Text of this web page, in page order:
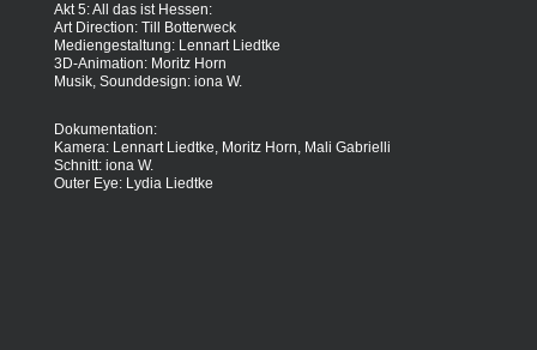
Akt 5: All das ist Hessen:
Art Direction: Till Botterweck
Mediengestaltung: Lennart Liedtke
3D-Animation: Moritz Horn
Musik, Sounddesign: iona W.
Dokumentation:
Kamera: Lennart Liedtke, Moritz Horn, Mali Gabrielli
Schnitt: iona W.
Outer Eye: Lydia Liedtke